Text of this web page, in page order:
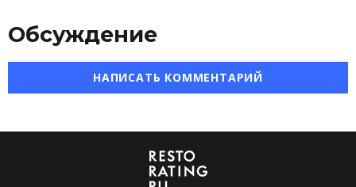
Обсуждение
НАПИСАТЬ КОММЕНТАРИЙ